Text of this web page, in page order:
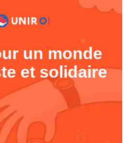
un monde
et solidaire